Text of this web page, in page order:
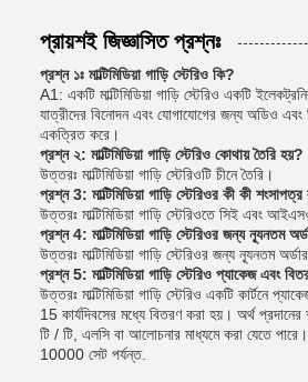
প্রায়শই জিজ্ঞাসিত প্রশ্নঃ
প্রশ্ন ১ঃ মাল্টিমিডিয়া গাড়ি স্টেরিও কি?
A1: একটি মাল্টিমিডিয়া গাড়ি স্টেরিও একটি
যাত্রীদের বিনোদন এবং যোগাযোগের জন্য অডিও এবং
একত্রিত করে।
প্রশ্ন ২: মাল্টিমিডিয়া গাড়ি স্টেরিও কোথায় তৈরি হয়?
উত্তরঃ মাল্টিমিডিয়া গাড়ি স্টেরিওটি চীনে তৈরি।
প্রশ্ন 3: মাল্টিমিডিয়া গাড়ি স্টেরিওর কী কী
উত্তরঃ মাল্টিমিডিয়া গাড়ি স্টেরিওতে সিই এবং
প্রশ্ন 4: মাল্টিমিডিয়া গাড়ি স্টেরিওর জন্য ন্যূনতম
উত্তরঃ মাল্টিমিডিয়া গাড়ি স্টেরিওর জন্য ন্যূনতম
প্রশ্ন 5: মাল্টিমিডিয়া গাড়ি স্টেরিও প্যাকেজ এবং
উত্তরঃ মাল্টিমিডিয়া গাড়ি স্টেরিও একটি কার্টনে
15 কার্যদিবসের মধ্যে বিতরণ করা হয়। অর্থ
টি / টি, এলসি বা আলোচনার মাধ্যমে করা যেতে
10000 সেট পর্যন্ত.